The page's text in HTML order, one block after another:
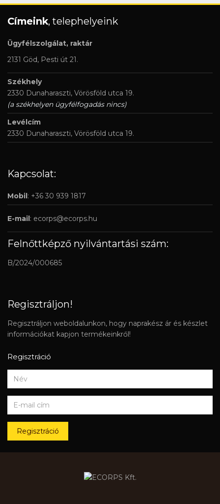
Címeink, telephelyeink
Ügyfélszolgálat, raktár
2131 Göd, Pesti út 21.
Székhely
2330 Dunaharaszti, Vörösföld utca 19.
(a székhelyen ügyfélfogadás nincs)
Levélcím
2330 Dunaharaszti, Vörösföld utca 19.
Kapcsolat:
Mobil : +36 30 939 1817
E-mail : ecorps@ecorps.hu
Felnőttképző nyilvántartási szám:
B/2024/000685
Regisztráljon!
Regisztráljon weboldalunkon, hogy naprakész ár és készlet
információkat kapjon termékeinkről!
Regisztráció
Regisztráció